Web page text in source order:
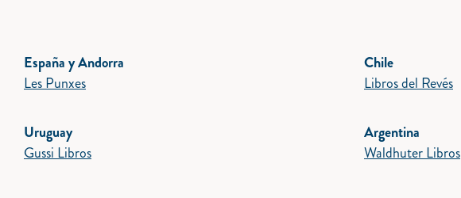
España y Andorra
Les Punxes
Chile
Libros del Revés
Uruguay
Gussi Libros
Argentina
Waldhuter Libros